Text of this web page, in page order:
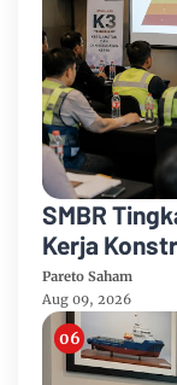
SMBR
Kerja
Pareto Saham
Aug 09, 2026